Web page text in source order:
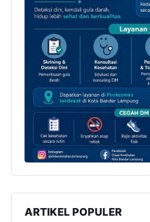
ARTIKEL POPULER